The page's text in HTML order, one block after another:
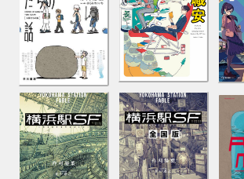
イトをする』 小説文庫本 新潮文庫nex 発
2024/06/25 WIRED Vol. 53 にて
ーム・ワンルーム」
2024/06/07 カドブンにて八潮久道『生
めて正常』書評
2023年
2023/12/22 慶應義塾大学大澤研究室